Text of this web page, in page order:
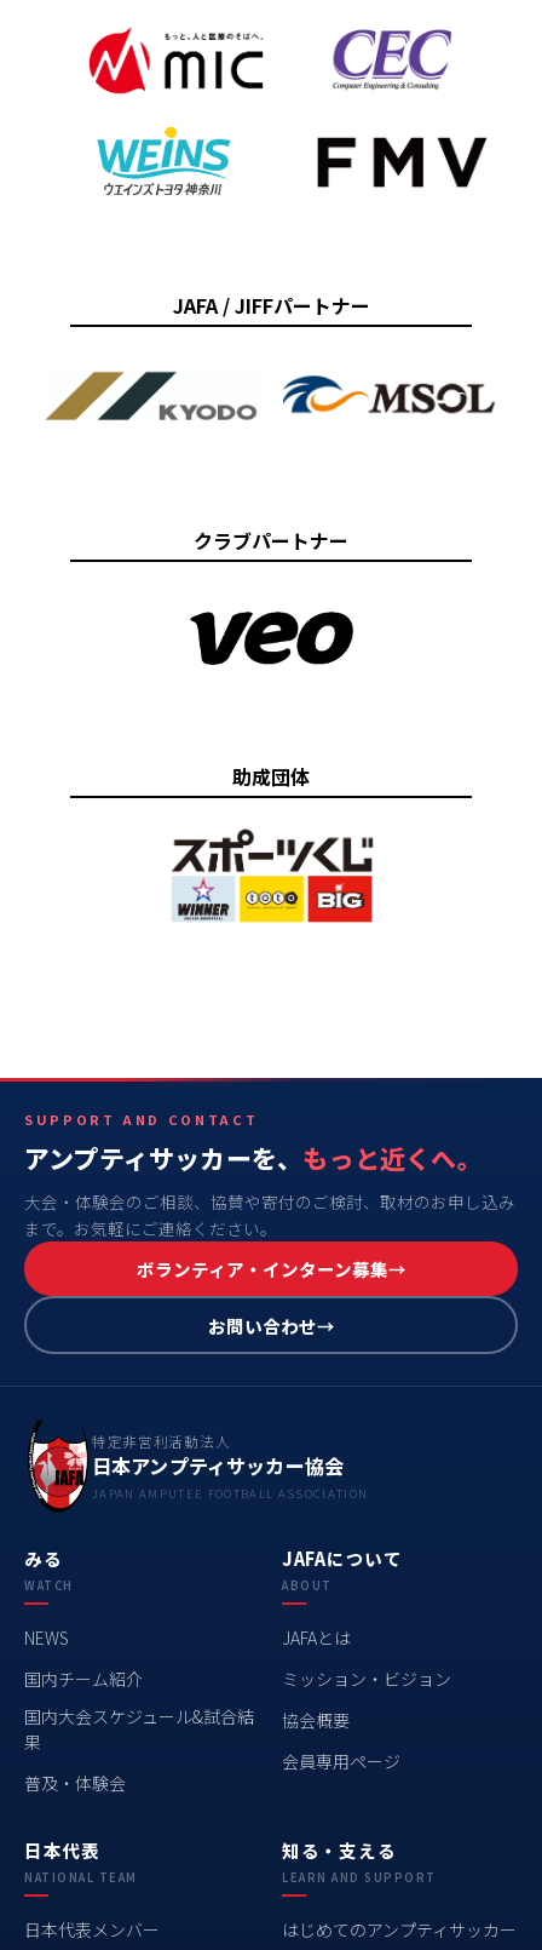
JAFA / JIFFパートナー
クラブパートナー
助成団体
SUPPORT AND CONTACT
アンプティサッカーを、 もっと近くへ。
大会・体験会のご相談、協賛や寄付のご検討、取材のお申し込み
まで。お気軽にご連絡ください。
ボランティア・インターン募集
お問い合わせ
特定非営利活動法人
日本アンプティサッカー協会
JAPAN AMPUTEE FOOTBALL ASSOCIATION
みる
WATCH
NEWS
国内チーム紹介
国内大会スケジュール&試合結
果
普及・体験会
JAFAについて
ABOUT
JAFAとは
ミッション・ビジョン
協会概要
会員専用ページ
日本代表
NATIONAL TEAM
日本代表メンバー
知る・支える
LEARN AND SUPPORT
はじめてのアンプティサッカー